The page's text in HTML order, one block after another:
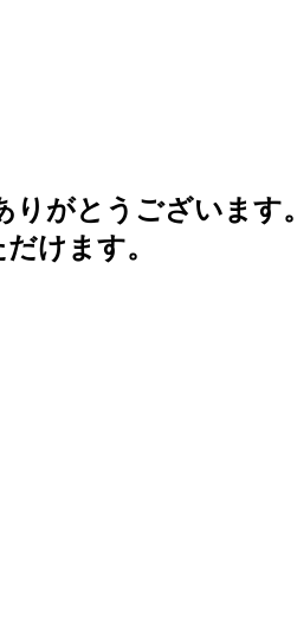
がとうございます。
けます。